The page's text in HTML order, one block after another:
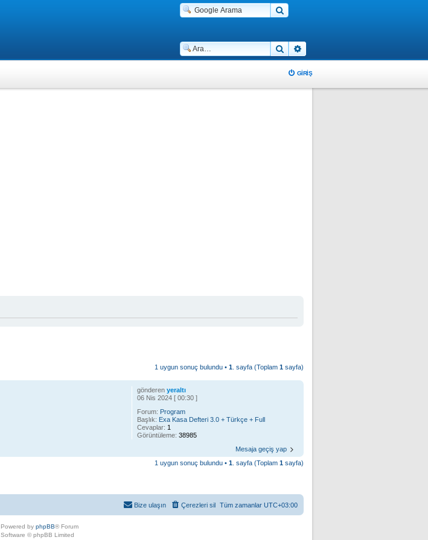
Ara
GIRIŞ
1 uygun sonuç bulundu • 1 . sayfa (Toplam 1 sayfa)
gönderenyeraltı
06 Nis 2024 [ 00:30 ]
Forum: Program
Başlık: Exa Kasa Defteri 3.0 + Türkçe + Full
Cevaplar: 1
Görüntüleme:38985
Mesaja geçiş yap
1 uygun sonuç bulundu • 1 . sayfa (Toplam 1 sayfa)
Tüm zamanlar UTC+03:00
Çerezleri sil
Bize ulaşın
Powered by phpBB® Forum
Software © phpBB Limited